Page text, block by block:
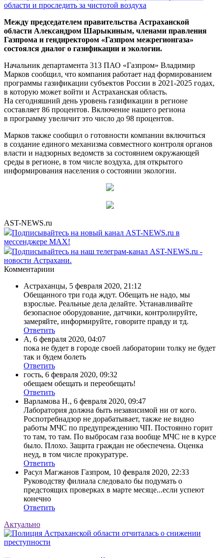
Между председателем правительства Астраханской
области Александром Шарыкиным, членами правления
Газпрома и гендиректором «Газпром межрегионгаза»
состоялся диалог о газификации и экологии.
Начальник департамента 313 ПАО «Газпром» Владимир
Марков сообщил, что компания работает над формированием
программы газификации субъектов России в 2021-2025 годах,
в которую может войти и Астраханская область.
На сегодняшний день уровень газификации в регионе
составляет 86 процентов. Включение нашего региона
в программу увеличит это число до 98 процентов.
Марков также сообщил о готовности компании включиться
в создание единого механизма совместного контроля органов
власти и надзорных ведомств за состоянием окружающей
среды в регионе, в том числе воздуха, для открытого
информирования населения о состоянии экологии.
AST-NEWS.ru
Подписывайтесь на новый канал AST-NEWS.ru в
мессенджере MAX!
Подписывайтесь на наш телеграм-канал AST-NEWS.ru -
новости Астрахани.
Комментариии
Астраханцы, 5 февраля 2020, 21:12
Обещанного три года ждут. Обещать не надо, мы
взрослые. Реальные дела делайте. Устанавливайте
безопасное оборудование, датчики, контролируйте,
замеряйте, информируйте, говорите правду и тд.
Ответить
А, 6 февраля 2020, 04:07
пока не будет в городе своей лаборатории толку не будет
так и будем болеть
Ответить
гость, 6 февраля 2020, 09:32
обещаем обещать и переобещать!
Ответить
Варламова Н., 6 февраля 2020, 09:47
Лаборатория должна быть независимой ни от кого.
Роспотребнадзор не дорабатывает, также не видно
работы МЧС по предупреждению ЧП. Постоянно горит
то там, то там. По выбросам газа вообще МЧС не в курсе
было. Плохо. Защита граждан не обеспечена. Оценка
неуд, в том числе прокуратуре.
Ответить
Расул Магжанов Газпром, 10 февраля 2020, 22:33
Руководству филиала следовало бы подумать о
предстоящих проверках в марте месяце...если успеют
конечно
Ответить
Актуально